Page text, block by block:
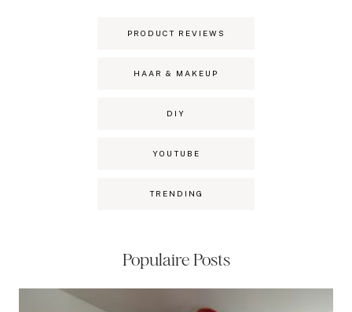
PRODUCT REVIEWS
HAAR & MAKEUP
DIY
YOUTUBE
TRENDING
Populaire Posts